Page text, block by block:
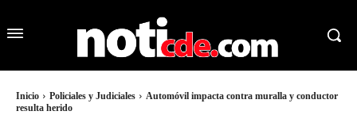
Inicio Policiales y Judiciales
Automóvil impacta contra muralla y conductor
resulta herido